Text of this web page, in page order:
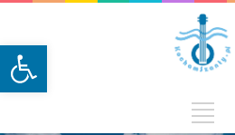
Otwórz pasek narzędzi